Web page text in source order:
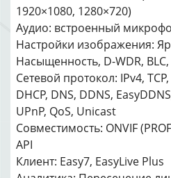
1920×1080, 1280×720)
Аудио: встроенный
Настройки изображения:
Насыщенность, D-WDR, BLC,
Сетевой протокол: IPv4, TCP,
DHCP, DNS, DDNS,
UPnP, QoS, Unicast
Совместимость: ONVIF
API
Клиент: Easy7, EasyLive Plus